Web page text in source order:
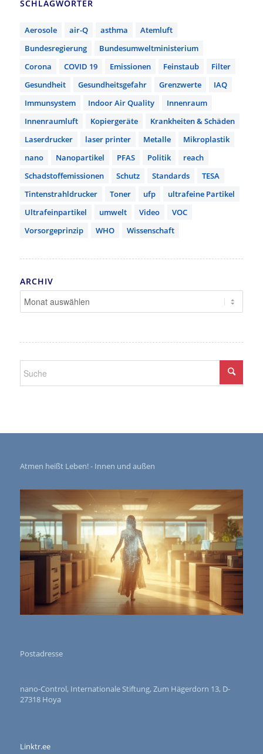
SCHLAGWÖRTER
Aerosole air-Q asthma
Atemluft
Bundesregierung
Bundesumweltministerium
Corona
COVID 19 Emissionen Feinstaub
Filter
Gesundheit
Gesundheitsgefahr Grenzwerte
IAQ
Immunsystem
Indoor Air Quality
Innenraum
Innenraumluft
Kopiergeräte
Krankheiten & Schäden
Laserdrucker
laser printer Metalle
Mikroplastik
nano
Nanopartikel PFAS Politik
reach
Schadstoffemissionen
Schutz Standards
TESA
Tintenstrahldrucker
Toner ufp
ultrafeine Partikel
Ultrafeinpartikel
umwelt Video
VOC
Vorsorgeprinzip
WHO Wissenschaft
ARCHIV
Atmen heißt Leben! - Innen und außen
Postadresse
nano-Control, Internationale Stiftung, Zum Hägerdorn 13, D-
27318 Hoya
Linktr.ee